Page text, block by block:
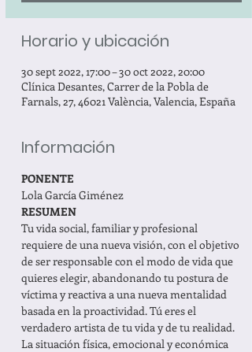
Horario y ubicación
30 sept 2022, 17:00 – 30 oct 2022, 20:00
Clínica Desantes, Carrer de la Pobla de
Farnals, 27, 46021 València, Valencia, España
Información
PONENTE
Lola García Giménez
RESUMEN
Tu vida social, familiar y profesional
requiere de una nueva visión, con el objetivo
de ser responsable con el modo de vida que
quieres elegir, abandonando tu postura de
víctima y reactiva a una nueva mentalidad
basada en la proactividad. Tú eres el
verdadero artista de tu vida y de tu realidad.
La situación física, emocional y económica